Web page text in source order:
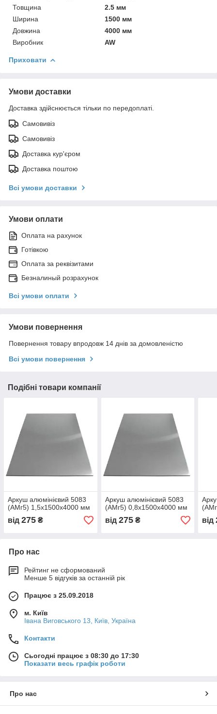
Товщина
2.5 мм
Ширина
1500 мм
Довжина
4000 мм
Виробник
AW
Приховати
Умови доставки
Доставка здійснюється тільки по передоплаті.
Самовивіз
Самовивіз
Доставка кур'єром
Доставка поштою
Всі умови доставки
Умови оплати
Оплата на рахунок
Готівкою
Оплата за реквізитами
Безналиный розрахунок
Всі умови оплати
Умови повернення
Повернення товару впродовж 14 днів за домовленістю
Всі умови повернення
Подібні товари компанії
Аркуш алюмінієвий 5083
(АМг5) 1,5х1500х4000 мм
від 275 ₴
Аркуш алюмінієвий 5083
(АМг5) 0,8х1500х4000 мм
від 275₴ від
Про нас
Рейтинг не сформований
Менше 5 відгуків за останній рік
Працює з 25.09.2018
м. Київ
Івана Виговського 13, Київ, Україна
Контакти
Сьогодні працює з 08:30 до 17:30
Показати весь графік роботи
Про нас